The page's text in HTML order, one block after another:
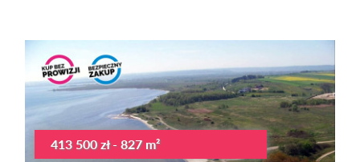
413 500 zł - 827 m²